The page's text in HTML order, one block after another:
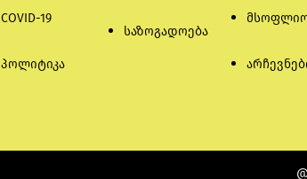
COVID-19
პოლიტიკა
საზოგადოება